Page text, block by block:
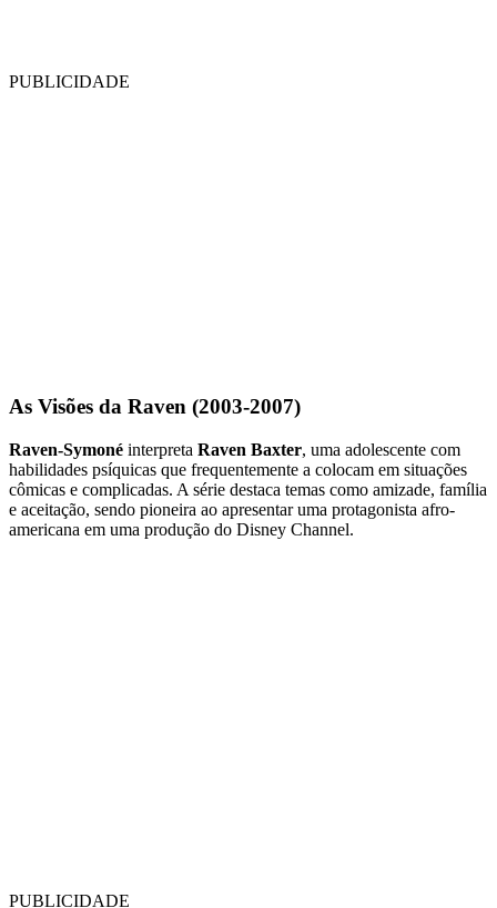
PUBLICIDADE
As Visões da Raven (2003-2007)
Raven-Symoné interpreta Raven Baxter, uma adolescente com
habilidades psíquicas que frequentemente a colocam em situações
cômicas e complicadas. A série destaca temas como amizade, família
e aceitação, sendo pioneira ao apresentar uma protagonista afro-
americana em uma produção do Disney Channel.
PUBLICIDADE